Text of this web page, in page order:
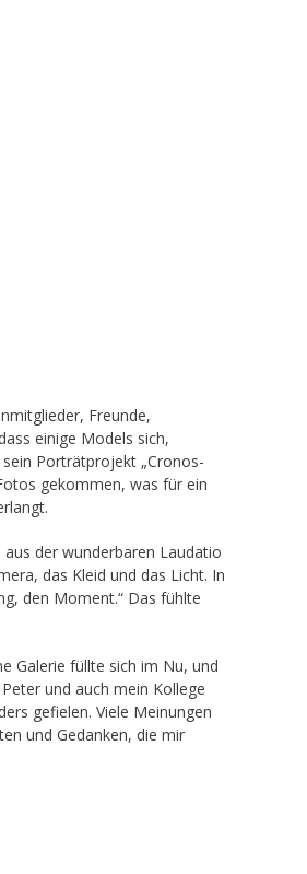
Freunde,
einige Models sich,
Porträtprojekt „Cronos-
gekommen, was für ein
der wunderbaren Laudatio
das Kleid und das Licht. In
den Moment.“ Das fühlte
Galerie füllte sich im Nu, und
und auch mein Kollege
gefielen. Viele Meinungen
und Gedanken, die mir